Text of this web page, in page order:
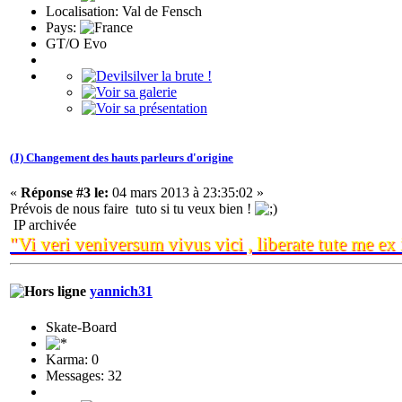
Localisation: Val de Fensch
Pays:
GT/O Evo
(J) Changement des hauts parleurs d'origine
« Réponse #3 le: 04 mars 2013 à 23:35:02 »
Prévois de nous faire tuto si tu veux bien !
IP archivée
"Vi veri veniversum vivus vici , liberate tute me
yannich31
Skate-Board
Karma: 0
Messages: 32